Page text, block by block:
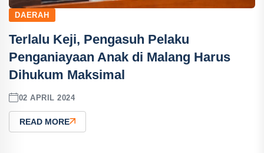
DAERAH
Terlalu Keji, Pengasuh Pelaku
Penganiayaan Anak di Malang Harus
Dihukum Maksimal
02 APRIL 2024
READ MORE